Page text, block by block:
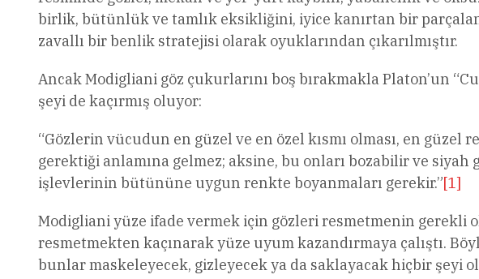
birlik, bütünlük ve tamlık eksikliğini, iyice kanırtan bir
zavallı bir benlik stratejisi olarak oyuklarından çıkarılmıştır.
Ancak Modigliani göz çukurlarını boş bırakmakla Platon’un
şeyi de kaçırmış oluyor:
“Gözlerin vücudun en güzel ve en özel kısmı olması, en
gerektiği anlamına gelmez; aksine, bu onları bozabilir ve
işlevlerinin bütününe uygun renkte boyanmaları gerekir.”[1]
Modigliani yüze ifade vermek için gözleri resmetmenin gerekli
resmetmekten kaçınarak yüze uyum kazandırmaya çalıştı.
bunlar maskeleyecek, gizleyecek ya da saklayacak hiçbir şeyi